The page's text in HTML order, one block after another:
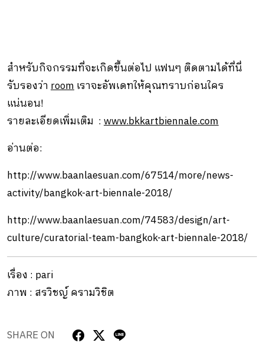
สำหรับกิจกรรมที่จะเกิดขึ้นต่อไป แฟนๆ ติดตามได้ที่นี่
รับรองว่าroomเราจะอัพเดทให้คุณทราบก่อนใคร
แน่นอน!
รายละเอียดเพิ่มเติม : www.bkkartbiennale.com
อ่านต่อ:
http://www.baanlaesuan.com/67514/more/news-
activity/bangkok-art-biennale-2018/
http://www.baanlaesuan.com/74583/design/art-
culture/curatorial-team-bangkok-art-biennale-2018/
เรื่อง : pari
ภาพ : สรวิชญ์ ครามวิชิต
SHARE ON